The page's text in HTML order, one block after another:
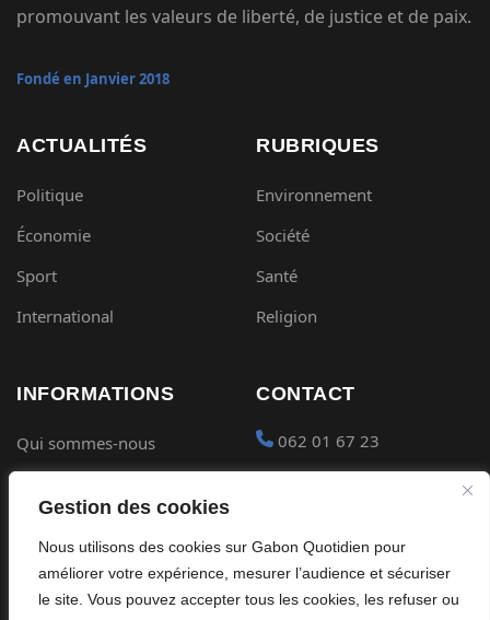
Gestion des cookies
Nous utilisons des cookies sur Gabon Quotidien pour
améliorer votre expérience, mesurer l’audience et sécuriser
le site. Vous pouvez accepter tous les cookies, les refuser ou
promouvant les valeurs de liberté, de justice et de paix.
Fondé en Janvier 2018
ACTUALITÉS
Politique
Économie
Sport
International
RUBRIQUES
Environnement
Société
Santé
Religion
INFORMATIONS
Qui sommes-nous
Confidentialité
Cookies
CONTACT
062 01 67 23
Placer une Pub
Devenir partenaire